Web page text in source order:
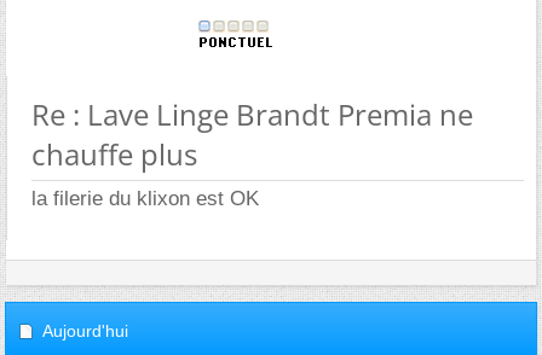
Re : Lave Linge Brandt Premia ne
chauffe plus
la filerie du klixon est OK
Aujourd'hui